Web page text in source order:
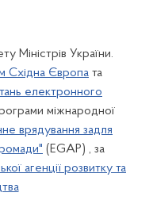
Міністрів України.
Східна Європа та
електронного
міжнародної
врядування задля
(EGAP) , за
агенції розвитку та